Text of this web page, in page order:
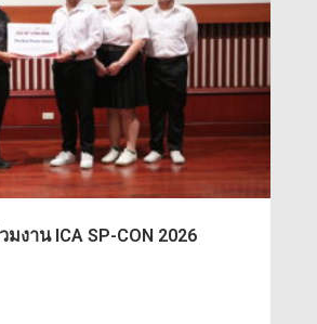
งาน ICA SP-CON 2026